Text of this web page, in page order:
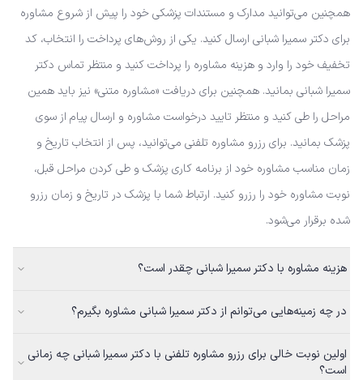
همچنین می‌توانید مدارک و مستندات پزشکی خود را پیش از شروع مشاوره
برای دکتر سمیرا شبانی ارسال کنید. یکی از روش‌های پرداخت را انتخاب، کد
تخفیف خود را وارد و هزینه مشاوره را پرداخت کنید و منتظر تماس دکتر
سمیرا شبانی بمانید. همچنین برای دریافت «مشاوره متنی» نیز باید همین
مراحل را طی کنید و منتظر تایید درخواست مشاوره و ارسال پیام از سوی
پزشک بمانید. برای رزرو مشاوره تلفنی می‌توانید، پس از انتخاب تاریخ و
زمان مناسب مشاوره خود از برنامه کاری پزشک و طی کردن مراحل قبل،
نوبت مشاوره خود را رزرو کنید. ارتباط شما با پزشک در تاریخ و زمان رزرو
شده برقرار می‌شود.
هزینه مشاوره با دکتر سمیرا شبانی چقدر است؟
در چه زمینه‌هایی می‌توانم از دکتر سمیرا شبانی مشاوره بگیرم؟
اولین نوبت خالی برای رزرو مشاوره تلفنی با دکتر سمیرا شبانی چه زمانی
است؟